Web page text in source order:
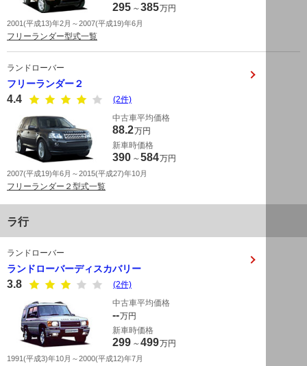
295 ～385万円
2001(平成13)年2月～2007(平成19)年6月
フリーランダー型式一覧
ランドローバー
フリーランダー２
4.4
(2件)
中古車平均価格
88.2万円
新車時価格
390 ～584万円
2007(平成19)年6月～2015(平成27)年10月
フリーランダー２型式一覧
ラ行
ランドローバー
ランドローバーディスカバリー
3.8
(2件)
中古車平均価格
--万円
新車時価格
299 ～499万円
1991(平成3)年10月～2000(平成12)年7月